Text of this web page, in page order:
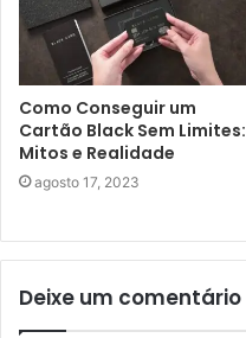
Como Conseguir um
Cartão Black Sem Limites:
Mitos e Realidade
agosto 17, 2023
Deixe um comentário